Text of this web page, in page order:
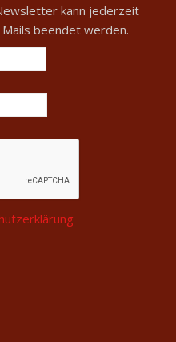
kann jederzeit
beendet werden.